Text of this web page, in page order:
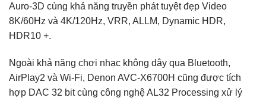
Auro-3D cùng khả năng truyền phát tuyệt đẹp Video
8K/60Hz và 4K/120Hz, VRR, ALLM, Dynamic HDR,
HDR10 +.
Ngoài khả năng chơi nhạc không dây qua Bluetooth,
AirPlay2 và Wi-Fi, Denon AVC-X6700H cũng được tích
hợp DAC 32 bit cùng công nghệ AL32 Processing xử lý